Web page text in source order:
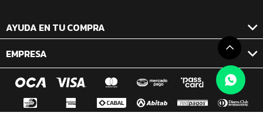
AYUDA EN TU COMPRA
EMPRESA